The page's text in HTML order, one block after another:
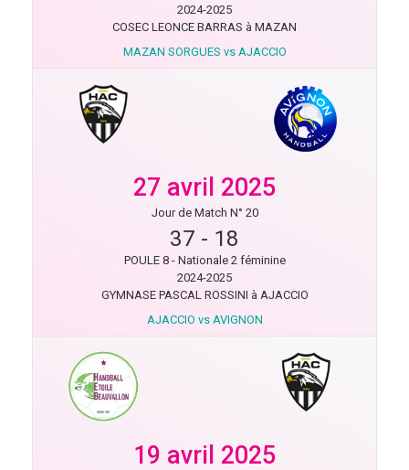
2024-2025
COSEC LEONCE BARRAS à MAZAN
MAZAN SORGUES vs AJACCIO
27 avril 2025
Jour de Match N° 20
37 - 18
POULE 8 - Nationale 2 féminine
2024-2025
GYMNASE PASCAL ROSSINI à AJACCIO
AJACCIO vs AVIGNON
19 avril 2025